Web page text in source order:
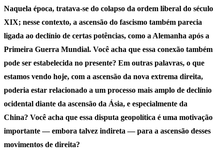
Naquela época, tratava-se do colapso da ordem liberal do século
XIX; nesse contexto, a ascensão do fascismo também parecia
ligada ao declínio de certas potências, como a Alemanha após a
Primeira Guerra Mundial. Você acha que essa conexão também
pode ser estabelecida no presente? Em outras palavras, o que
estamos vendo hoje, com a ascensão da nova extrema direita,
poderia estar relacionado a um processo mais amplo de declínio
ocidental diante da ascensão da Ásia, e especialmente da
China? Você acha que essa disputa geopolítica é uma motivação
importante — embora talvez indireta — para a ascensão desses
movimentos de direita?